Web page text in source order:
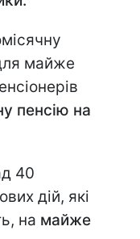
майже
пенсію на
40
дій, які
на майже